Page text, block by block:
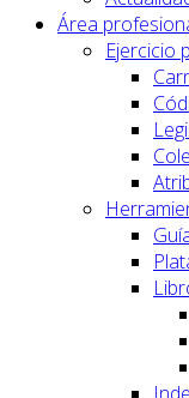
Área
Ejercicio